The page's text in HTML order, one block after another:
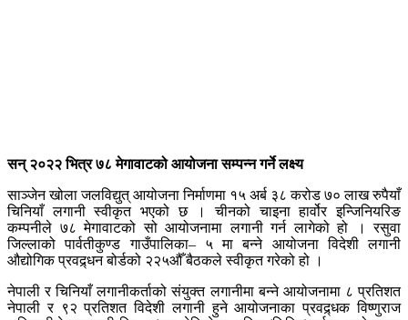
सन् २०२२ भित्र ७८ मेगावाटको आयोजना सम्पन्न गर्ने लक्ष्य
साञ्जेन खोला जलविद्युत् आयोजना निर्माणमा १५ अर्ब ३८ करोड ७० लाख रुपैयाँ
चिनियाँ लगानी स्वीकृत भएको छ । चीनको चाइना हार्वोर इन्जिनियरिङ
कम्पनीले ७८ मेगावाटको सो आयोजनामा लगानी गर्न लागेको हो । रसुवा
जिल्लाको पार्वतीकुण्ड गाउँपालिका– ५ मा बन्ने आयोजना विदेशी लगानी
औद्योगिक प्रवद्र्धन बोर्डको २२५औँ बैठकले स्वीकृत गरेको हो ।
नेपाली र चिनियाँ लगानीकर्ताको संयुक्त लगानीमा बन्ने आयोजनामा ८ प्रतिशत
नेपाली र ९२ प्रतिशत विदेशी लगानी हुने आयोजनाका प्रवद्र्धक विष्णुराज